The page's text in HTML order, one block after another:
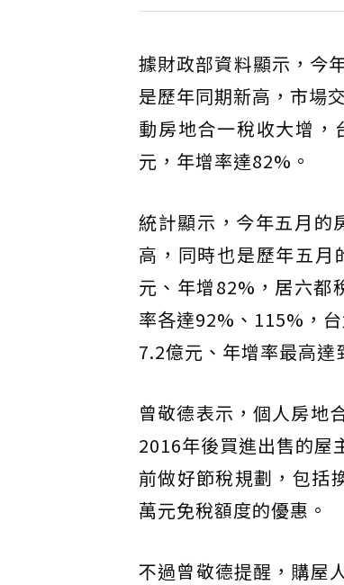
據財政部資料顯示，今
是歷年同期新高，市場
動房地合一稅收大增
元，年增率達82%。
統計顯示，今年五月的
高，同時也是歷年五
元、年增82%，居六都
率各達92%、115%，
7.2億元、年增率最高達
曾敬德表示，個人房地
2016年後買進出售的屋
前做好節稅規劃，包括
萬元免稅額度的優惠。
不過曾敬德提醒，購屋